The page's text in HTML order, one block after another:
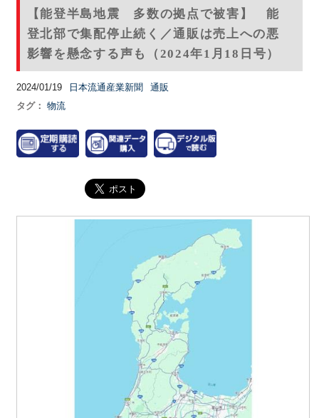
【能登半島地震 多数の拠点で被害】 能
登北部で集配停止続く／通販は売上への悪
影響を懸念する声も（2024年1月18日号）
2024/01/19 日本流通産業新聞
通販
タグ： 物流